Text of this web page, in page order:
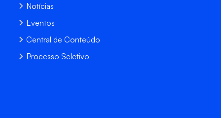
Notícias
Eventos
Central de Conteúdo
Processo Seletivo